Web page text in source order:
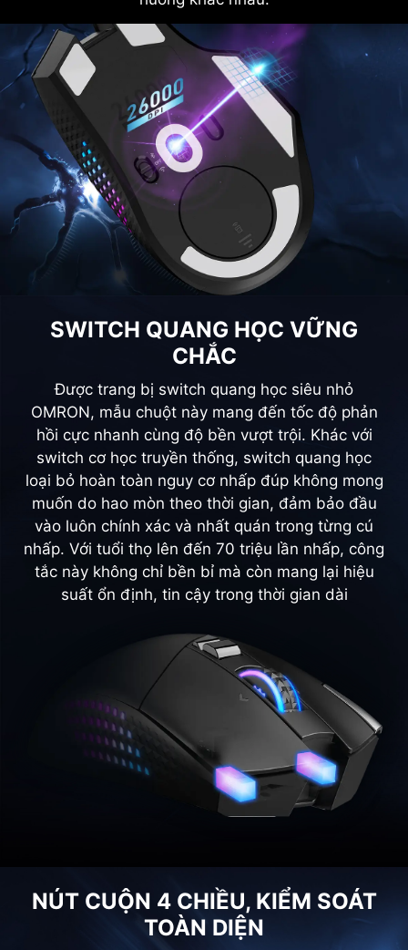
SWITCH QUANG HỌC VỮNG
CHẮC
Được trang bị switch quang học siêu nhỏ
OMRON, mẫu chuột này mang đến tốc độ phản
hồi cực nhanh cùng độ bền vượt trội. Khác với
switch cơ học truyền thống, switch quang học
loại bỏ hoàn toàn nguy cơ nhấp đúp không mong
muốn do hao mòn theo thời gian, đảm bảo đầu
vào luôn chính xác và nhất quán trong từng cú
nhấp. Với tuổi thọ lên đến 70 triệu lần nhấp, công
tắc này không chỉ bền bỉ mà còn mang lại hiệu
suất ổn định, tin cậy trong thời gian dài
NÚT CUỘN 4 CHIỀU, KIỂM SOÁT
TOÀN DIỆN